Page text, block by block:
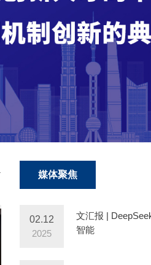
媒体聚焦
02.12
2025
文汇报 |
智能